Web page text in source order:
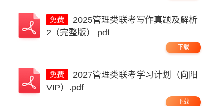
2（完整版）.pdf
下载
VIP）.pdf
下载